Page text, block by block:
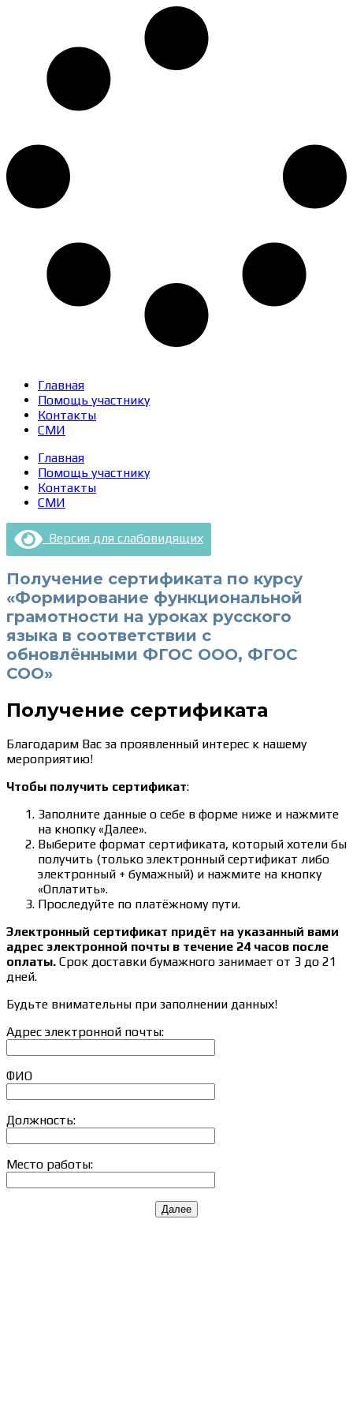
Главная
Помощь участнику
Контакты
СМИ
Главная
Помощь участнику
Контакты
СМИ
Версия для слабовидящих
Получение сертификата по курсу
«Формирование функциональной
грамотности на уроках русского
языка в соответствии с
обновлёнными ФГОС ООО, ФГОС
СОО»
Получение сертификата
Благодарим Вас за проявленный интерес к нашему
мероприятию!
Чтобы получить сертификат:
Заполните данные о себе в форме ниже и нажмите
на кнопку «Далее».
Выберите формат сертификата, который хотели бы
получить (только электронный сертификат либо
электронный + бумажный) и нажмите на кнопку
«Оплатить».
Проследуйте по платёжному пути.
Электронный сертификат придёт на указанный вами
адрес электронной почты в течение 24 часов после
оплаты. Срок доставки бумажного занимает от 3 до 21
дней.
Будьте внимательны при заполнении данных!
Адрес электронной почты:
ФИО
Должность:
Место работы:
Далее